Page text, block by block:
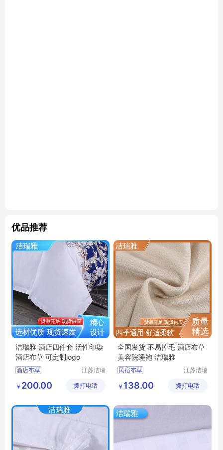
优品推荐
洁瑞雅 酒店四件套 活性印染
酒店布草 可定制logo
酒店布草
酒店床上用品
民宿布草
江苏洁瑞
有限公司
￥ 200.00 拨打电话
全国发货 不易掉毛 酒店布草
美容院睡袍 洁瑞雅
民宿布草
客房布草 酒店睡袍
江苏洁瑞
有限公司
￥ 138.00 拨打电话